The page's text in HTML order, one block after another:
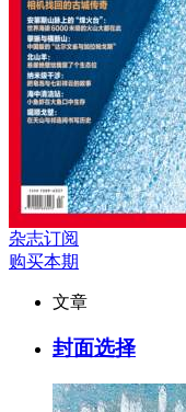
杂志订阅
购买本期
文章
封面选择